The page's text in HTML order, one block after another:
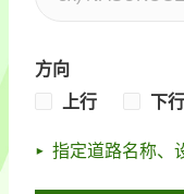
方向
上行
下行
指定道路名称、